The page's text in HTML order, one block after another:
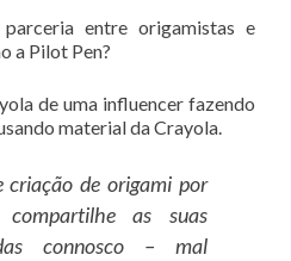
entre origamistas e
a Pilot Pen?
de uma influencer fazendo
material da Crayola.
criação de origami por
as suas
connosco – mal